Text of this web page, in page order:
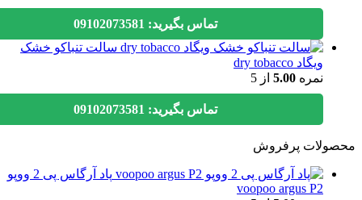
تماس بگیرید: 09102073581
سالت تنباکو خشک
ویگاد dry tobacco
نمره5.00 از 5
تماس بگیرید: 09102073581
پرفروش
پاد آرگاس پی 2 ووپو
voopoo argus P2